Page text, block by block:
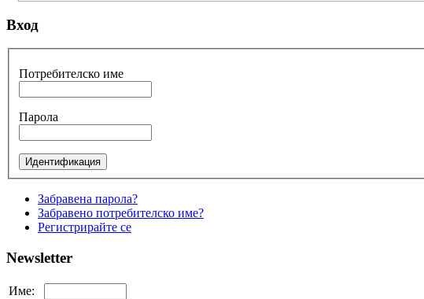
Вход
Потребителско име
Парола
Забравена парола?
Забравено потребителско име?
Регистрирайте се
Newsletter
Име: